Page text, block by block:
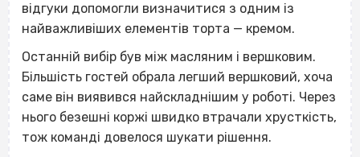
відгуки допомогли визначитися з одним із
найважливіших елементів торта — кремом.
Останній вибір був між масляним і вершковим.
Більшість гостей обрала легший вершковий, хоча
саме він виявився найскладнішим у роботі. Через
нього безешні коржі швидко втрачали хрусткість,
тож команді довелося шукати рішення.